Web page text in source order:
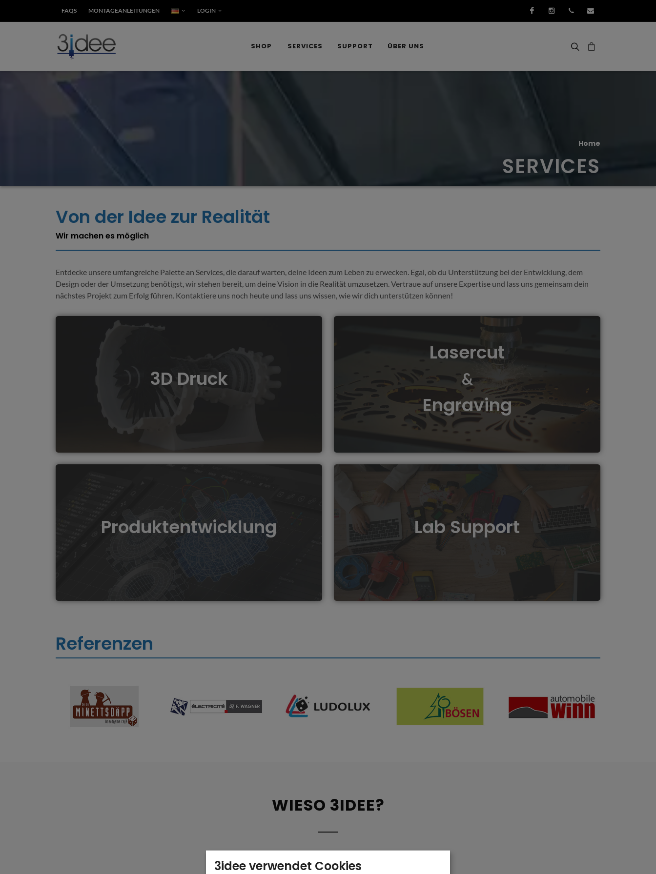
FAQS MONTAGEANLEITUNGEN LOGIN FacebookInstagram+352 661 267 276
SHOP SERVICES SUPPORT ÜBER UNS
Home
SERVICES
Von der Idee zur Realität
Wir machen es möglich
Entdecke unsere umfangreiche Palette an Services, die darauf warten, deine Ideen zum Leben zu erwecken. Egal, ob du Unterstützung bei der Entwicklung, dem
Design oder der Umsetzung benötigst, wir stehen bereit, um deine Vision in die Realität umzusetzen. Vertraue auf unsere Expertise und lass uns gemeinsam dein
nächstes Projekt zum Erfolg führen. Kontaktiere uns noch heute und lass uns wissen, wie wir dich unterstützen können!
3D Druck
Objekten mit hoher Präzision und Vielseitigkeit. Entdecke die
unendlichen Möglichkeiten des 3D-Drucks für deine individuellen
Lasercut
&
Engraving
Mit unserem Lasercut-Service kannst du präzise Schnitte und
Gravuren auf verschiedensten Materialien realisieren - von Holz und
Acryl bis hin zu Metall und Stoff. Lass deiner Kreativität freien Lauf
und gestalte einzigartige Designs und personalisierte Produkte.
Mehr erfahren...
Produktentwicklung
Prototypenerstellung, um innovative Produkte zum Leben zu Lab Support
Bereichen Technologie, Design und Innovation bieten.
Unser 3D-Drucker-Wartungsservice bietet regelmäßige Inspektionen,
Kalibrierungen und Reparaturen, um die optimale Leistung deines 3D-
Referenzen
WIESO 3IDEE?
Komplettlösung
3idee verwendet Cookies